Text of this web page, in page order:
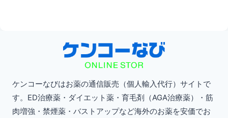
ケンコーなびはお薬の通信販売（個人輸入代行）サイトで
す。ED治療薬・ダイエット薬・育毛剤（AGA治療薬）・筋
肉増強・禁煙薬・バストアップなど海外のお薬を安価でお